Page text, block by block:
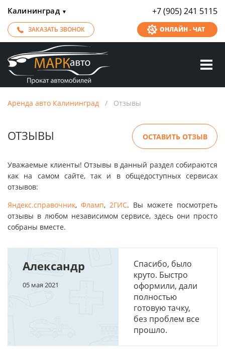
Калининград ▼ +7 (905) 241 5115
ЗАКАЗАТЬ ЗВОНОК ОНЛАЙН - ЧАТ
Аренда авто Калининград / Отзывы
ОСТАВИТЬ ОТЗЫВ
ОТЗЫВЫ
Уважаемые клиенты! Отзывы в данный раздел собираются
как на самом сайте, так и в общедоступных сервисах
отзывов:
Яндекс.справочник, Фламп, 2ГИС. Вы можете посмотреть
отзывы в любом независимом сервисе, здесь они просто
собраны вместе.
Александр
05 мая 2021
Спасибо, было
круто. Быстро
оформили, дали
полностью
готовую тачку,
без проблем все
прошло.